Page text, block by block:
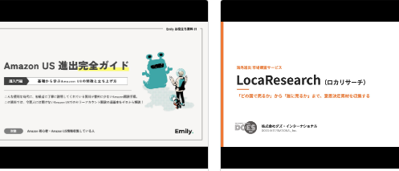
ンでも申し込めます
送ください。
送りします。